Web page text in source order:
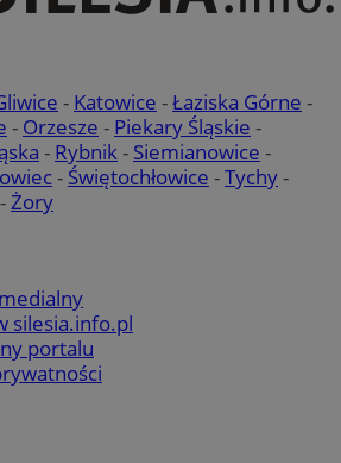
- Katowice -Łaziska Górne -
- Orzesze - Piekary Śląskie -
- Rybnik- Siemianowice -
- Świętochłowice -Tychy-
-Żory
silesia.info.pl
portalu